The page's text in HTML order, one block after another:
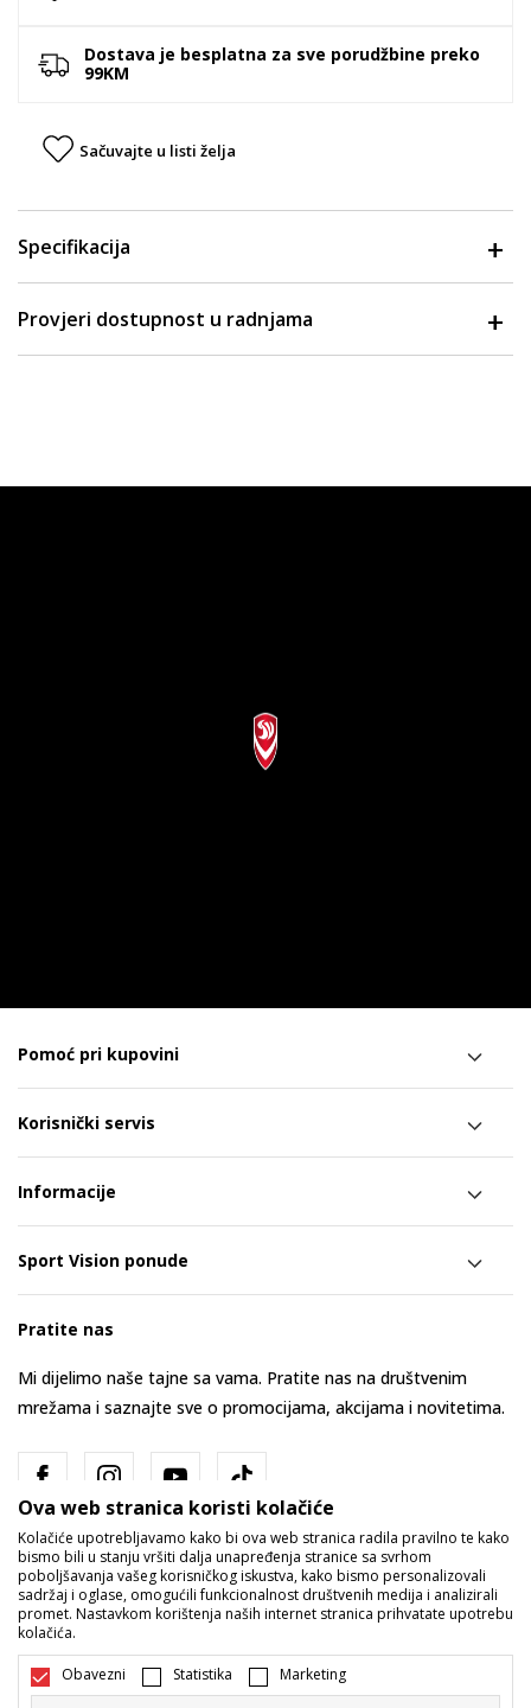
Dostava je besplatna za sve porudžbine preko
99KM
Sačuvajte u listi želja
Specifikacija
Provjeri dostupnost u radnjama
Pomoć pri kupovini
Korisnički servis
Informacije
Sport Vision ponude
Pratite nas
Mi dijelimo naše tajne sa vama. Pratite nas na društvenim
mrežama i saznajte sve o promocijama, akcijama i novitetima.
Bosna i Hercegovina Promijenite
Ova web stranica koristi kolačiće
Kolačiće upotrebljavamo kako bi ova web stranica radila pravilno te kako
bismo bili u stanju vršiti dalja unapređenja stranice sa svrhom
poboljšavanja vašeg korisničkog iskustva, kako bismo personalizovali
sadržaj i oglase, omogućili funkcionalnost društvenih medija i analizirali
promet. Nastavkom korištenja naših internet stranica prihvatate upotrebu
kolačića.
Obavezni Statistika Marketing